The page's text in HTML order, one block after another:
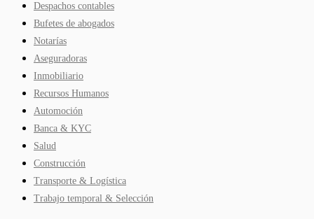
Despachos contables
Bufetes de abogados
Notarías
Aseguradoras
Inmobiliario
Recursos Humanos
Automoción
Banca & KYC
Salud
Construcción
Transporte & Logística
Trabajo temporal & Selección